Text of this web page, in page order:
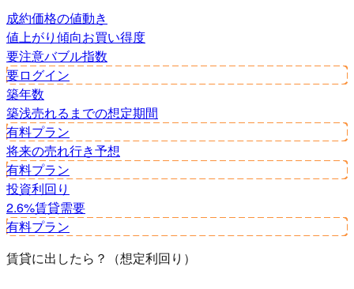
成約価格の値動き
値上がり傾向お買い得度
要注意バブル指数
要ログイン
築年数
築浅売れるまでの想定期間
有料プラン
将来の売れ行き予想
有料プラン
投資利回り
2.6%賃貸需要
有料プラン
賃貸に出したら？（想定利回り）